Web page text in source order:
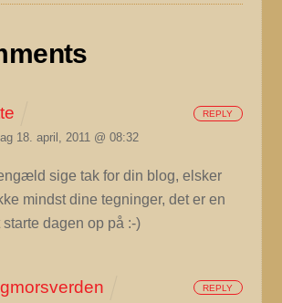
18. april, 2011 @ 08:32
sige tak for din blog, elsker
mindst dine tegninger, det er en
dagen op på :-)
REPLY
REPLY